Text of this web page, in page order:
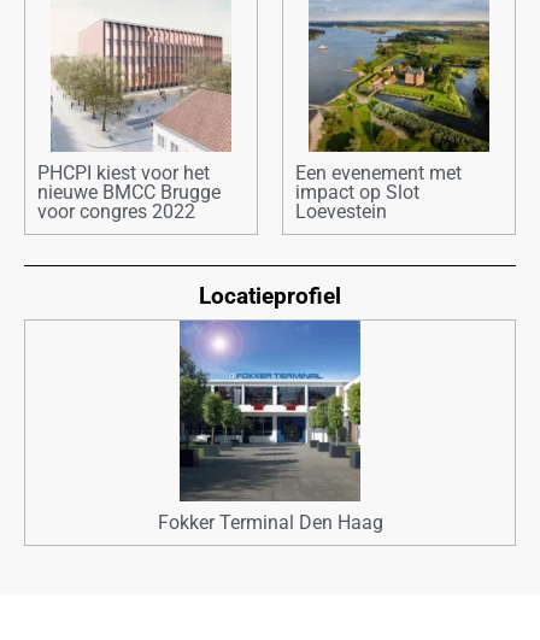
PHCPI kiest voor het
nieuwe BMCC Brugge
voor congres 2022
Een evenement met
impact op Slot
Loevestein
Locatieprofiel
Fokker Terminal Den Haag